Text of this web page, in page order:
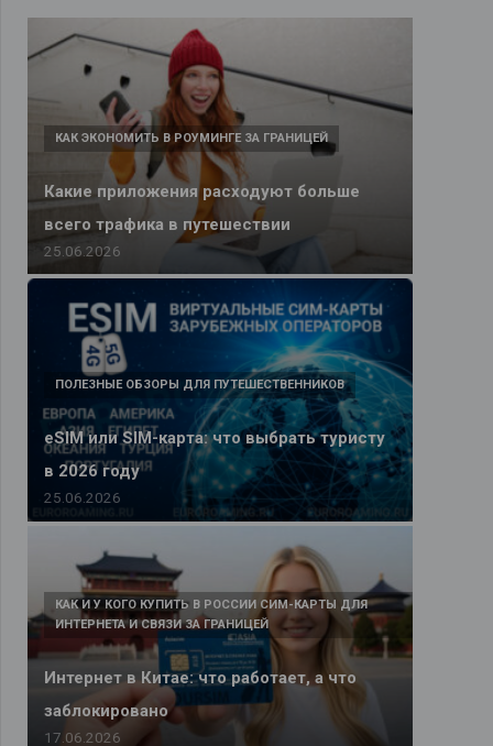
Какие приложения расходуют больше
всего трафика в путешествии
КАК ЭКОНОМИТЬ В РОУМИНГЕ ЗА ГРАНИЦЕЙ
25.06.2026
eSIM или SIM-карта: что выбрать туристу
в 2026 году
ПОЛЕЗНЫЕ ОБЗОРЫ ДЛЯ ПУТЕШЕСТВЕННИКОВ
25.06.2026
Интернет в Китае: что работает, а что
заблокировано
КАК И У КОГО КУПИТЬ В РОССИИ СИМ-КАРТЫ ДЛЯ
ИНТЕРНЕТА И СВЯЗИ ЗА ГРАНИЦЕЙ
17.06.2026